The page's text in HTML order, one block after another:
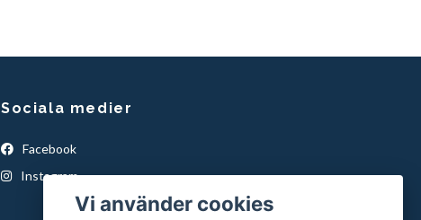
Sociala medier
Facebook
Instagram
Vi använder cookies